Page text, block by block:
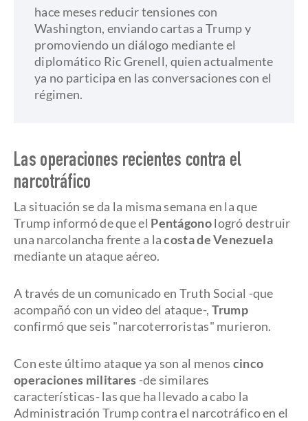
hace meses reducir tensiones con
Washington, enviando cartas a Trump y
promoviendo un diálogo mediante el
diplomático Ric Grenell, quien actualmente
ya no participa en las conversaciones con el
régimen.
Las operaciones recientes contra el
narcotráfico
La situación se da la misma semana en la que
Trump informó de que el Pentágonologró destruir
una narcolancha frente a lacosta de Venezuela
mediante un ataque aéreo.
A través de un comunicado en Truth Social -que
acompañó con un video del ataque-, Trump
confirmó que seis "narcoterroristas" murieron.
Con este último ataque ya son al menos cinco
operaciones militares -de similares
características- las que ha llevado a cabo la
Administración Trump contra el narcotráfico en el